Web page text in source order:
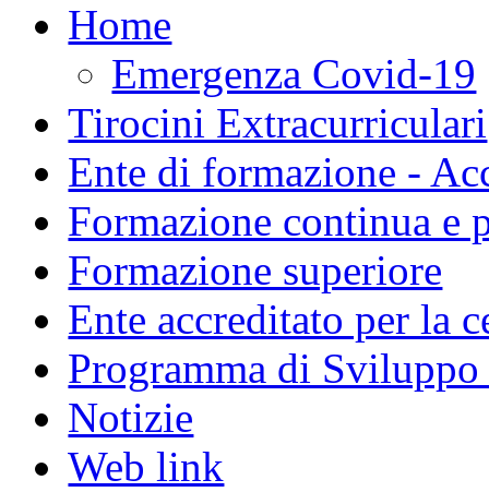
Home
Emergenza Covid-19
Tirocini Extracurriculari
Ente di formazione -
Formazione continua e
Formazione superiore
Ente accreditato per la
Programma di Sviluppo
Notizie
Web link